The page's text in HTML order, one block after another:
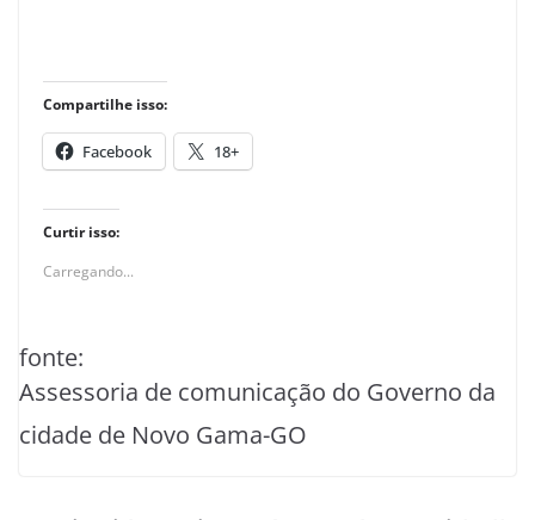
Compartilhe isso:
Facebook 18+
Curtir isso:
Carregando...
fonte:
Assessoria de comunicação do Governo da
cidade de Novo Gama-GO